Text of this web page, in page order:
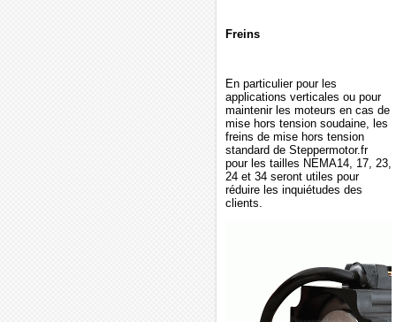
Freins
En particulier pour les
applications verticales ou pour
maintenir les moteurs en cas de
mise hors tension soudaine, les
freins de mise hors tension
standard de Steppermotor.fr
pour les tailles NEMA14, 17, 23,
24 et 34 seront utiles pour
réduire les inquiétudes des
clients.